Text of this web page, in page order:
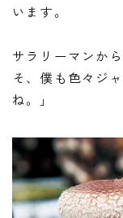
います。
サラリーマンか
そ、僕も色々ジ
ね。」